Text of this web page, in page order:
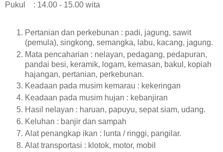
Pukul : 14.00 - 15.00 wita
Pertanian dan perkebunan : padi, jagung, sawit
(pemula), singkong, semangka, labu, kacang, jagung.
Mata pencaharian : nelayan, pedagang, pedapuran,
pandai besi, keramik, logam, kemasan, bakul, kopiah
hajangan, pertanian, perkebunan.
Keadaan pada musim kemarau : kekeringan
Keadaan pada musim hujan : kebanjiran
Hasil nelayan : haruan, papuyu, sepat siam, udang.
Keluhan : banjir dan sampah
Alat penangkap ikan : lunta / ringgi, pangilar.
Alat transportasi : klotok, motor, mobil